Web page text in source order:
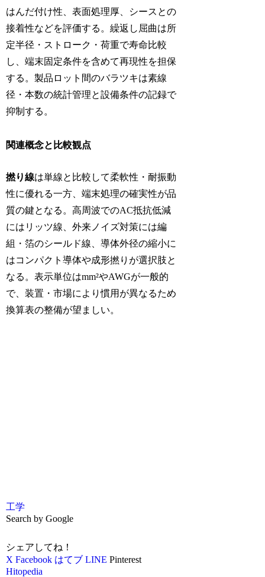
はんだ付け性、表面処理厚、シースとの
接着性などを評価する。繰返し屈曲は所
定半径・ストローク・荷重で寿命比較
し、端末固定条件を含めて再現性を担保
する。製品ロット間のバラツキは素線
径・本数の統計管理と設備条件の記録で
抑制する。
関連概念と比較観点
撚り線は単線と比較して柔軟性・耐振動
性に優れる一方、端末処理の確実性が品
質の鍵となる。高周波でのAC抵抗低減
にはリッツ線、外来ノイズ対策には編
組・箔のシールド線、導体外径の縮小に
はコンパクト導体や成形撚りが選択肢と
なる。表示単位はmm²やAWGが一般的
で、装置・市場により慣用が異なるため
換算表の整備が望ましい。
工学
Search by Google
シェアしてね！
X Facebook はてブ LINE Pinterest
Hitopedia